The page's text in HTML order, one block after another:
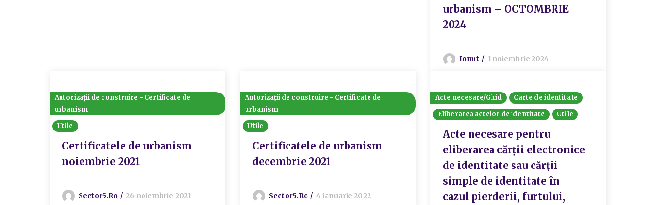
urbanism – OCTOMBRIE
2024
Ionut 1 noiembrie 2024
Autorizații de construire - Certificate de
urbanism
Utile
Certificatele de urbanism
noiembrie 2021
Sector5.ro 26 noiembrie 2021
Autorizații de construire - Certificate de
urbanism
Utile
Certificatele de urbanism
decembrie 2021
Sector5.ro 4 ianuarie 2022
Acte necesare/Ghid
Carte de identitate
Eliberarea actelor de identitate
Utile
Acte necesare pentru
eliberarea cărții electronice
de identitate sau cărții
simple de identitate în
cazul pierderii, furtului,